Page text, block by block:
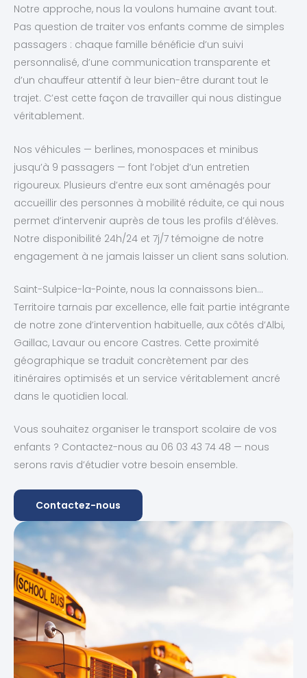
Notre approche, nous la voulons humaine avant tout.
Pas question de traiter vos enfants comme de simples
passagers : chaque famille bénéficie d’un suivi
personnalisé, d’une communication transparente et
d’un chauffeur attentif à leur bien-être durant tout le
trajet. C’est cette façon de travailler qui nous distingue
véritablement.
Nos véhicules — berlines, monospaces et minibus
jusqu’à 9 passagers — font l’objet d’un entretien
rigoureux. Plusieurs d’entre eux sont aménagés pour
accueillir des personnes à mobilité réduite, ce qui nous
permet d’intervenir auprès de tous les profils d’élèves.
Notre disponibilité 24h/24 et 7j/7 témoigne de notre
engagement à ne jamais laisser un client sans solution.
Saint-Sulpice-la-Pointe, nous la connaissons bien…
Territoire tarnais par excellence, elle fait partie intégrante
de notre zone d’intervention habituelle, aux côtés d’Albi,
Gaillac, Lavaur ou encore Castres. Cette proximité
géographique se traduit concrètement par des
itinéraires optimisés et un service véritablement ancré
dans le quotidien local.
Vous souhaitez organiser le transport scolaire de vos
enfants ? Contactez-nous au 06 03 43 74 48 — nous
serons ravis d’étudier votre besoin ensemble.
Contactez-nous